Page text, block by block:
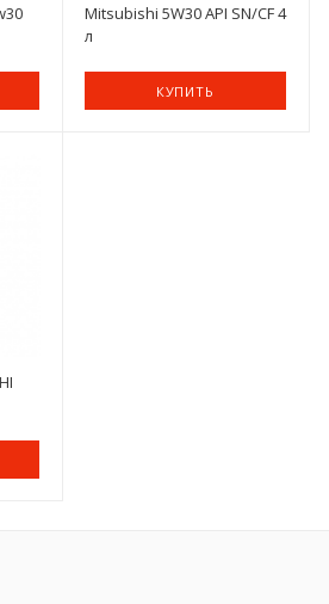
Mitsubishi 5W30 API SN/CF 4
л
КУПИТЬ